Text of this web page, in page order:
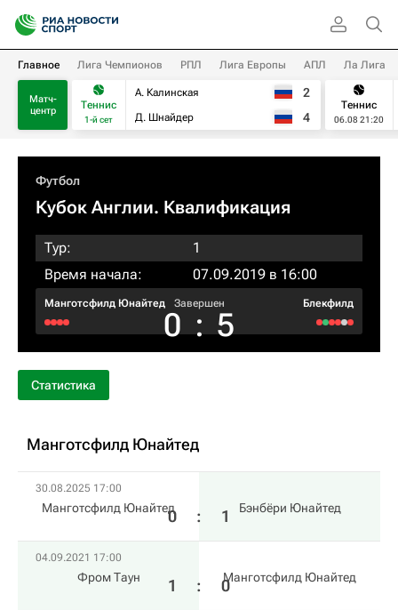
Главное Лига Чемпионов РПЛ Лига Европы АПЛ Ла Лига
Матч-
центр
Теннис
1-й сет
А. Калинская
Д. Шнайдер
2
4
Теннис
06.08 21:20
Футбол
Кубок Англии. Квалификация
Тур:
1
Время начала:
07.09.2019 в 16:00
Манготсфилд Юнайтед Завершен
0 : 5
Блекфилд
Статистика
Манготсфилд Юнайтед
30.08.2025 17:00
Манготсфилд Юнайтед
0 : 1 Бэнбёри Юнайтед
04.09.2021 17:00
Фром Таун 1 : 0
Манготсфилд Юнайтед